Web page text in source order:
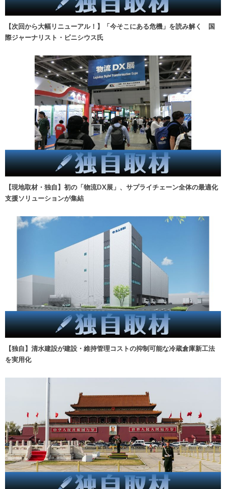
【次回から大幅リニューアル！】「今そこにある危機」を読み解く 国
際ジャーナリスト・ビニシウス氏
【現地取材・独自】初の「物流DX展」、サプライチェーン全体の最適化
支援ソリューションが集結
【独自】清水建設が建設・維持管理コストの抑制可能な冷蔵倉庫新工法
を実用化